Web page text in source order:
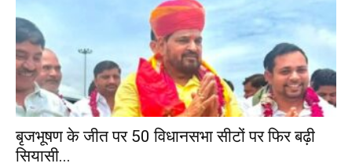
बृजभूषण के जीत पर 50 विधानसभा सीटों पर फिर बढ़ी
सियासी...